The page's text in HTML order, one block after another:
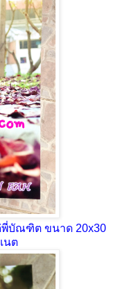
บัณฑิต ขนาด 20x30
นต